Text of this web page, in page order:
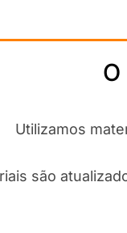
Utilizamos
são